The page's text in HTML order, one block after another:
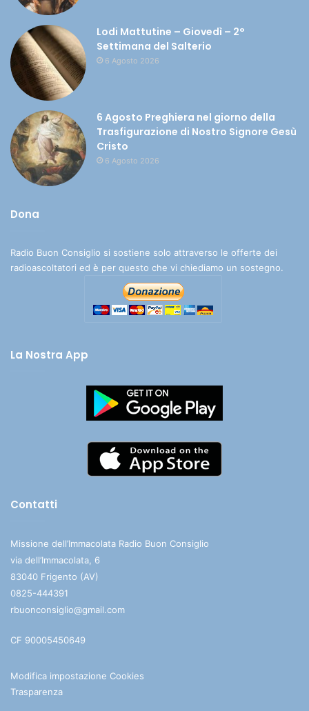
Lodi Mattutine – Giovedì – 2°
Settimana del Salterio
6 Agosto 2026
6 Agosto Preghiera nel giorno della
Trasfigurazione di Nostro Signore Gesù
Cristo
6 Agosto 2026
Dona
Radio Buon Consiglio si sostiene solo attraverso le offerte dei
radioascoltatori ed è per questo che vi chiediamo un sostegno.
La Nostra App
Contatti
Missione dell’Immacolata Radio Buon Consiglio
via dell’Immacolata, 6
83040 Frigento (AV)
0825-444391
rbuonconsiglio@gmail.com
CF 90005450649
Modifica impostazione Cookies
Trasparenza